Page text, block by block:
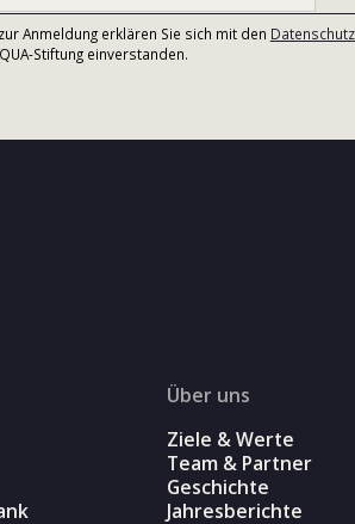
Anmeldung erklären Sie sich mit den
Stiftung einverstanden.
Über uns
Ziele & Werte
Team & Partner
Geschichte
Jahresberichte